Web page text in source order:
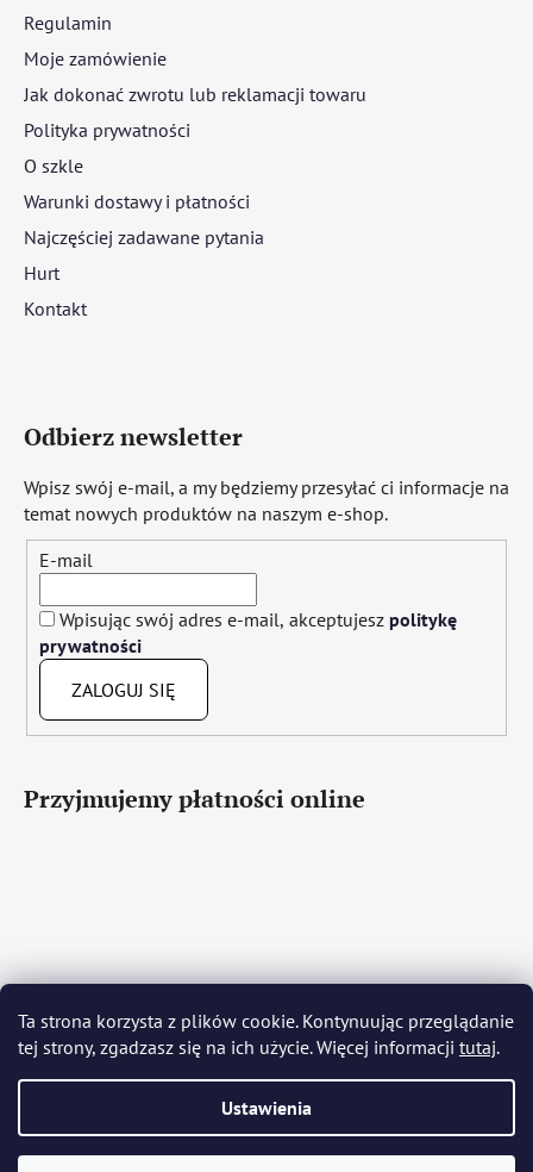
Ta strona korzysta z plików cookie. Kontynuując przeglądanie
tej strony, zgadzasz się na ich użycie. Więcej informacji tutaj.
Ustawienia
Regulamin
Moje zamówienie
Jak dokonać zwrotu lub reklamacji towaru
Polityka prywatności
O szkle
Warunki dostawy i płatności
Najczęściej zadawane pytania
Hurt
Kontakt
Odbierz newsletter
Wpisz swój e-mail, a my będziemy przesyłać ci informacje na
temat nowych produktów na naszym e-shop.
E-mail
Wpisując swój adres e-mail, akceptujesz politykę
prywatności
ZALOGUJ SIĘ
Przyjmujemy płatności online
Język polski Română Italiano Español
Français
Português Български Hrvatski Slovenščina Srpski
Nederlands Українська Ελληνικά Svenska Dansk